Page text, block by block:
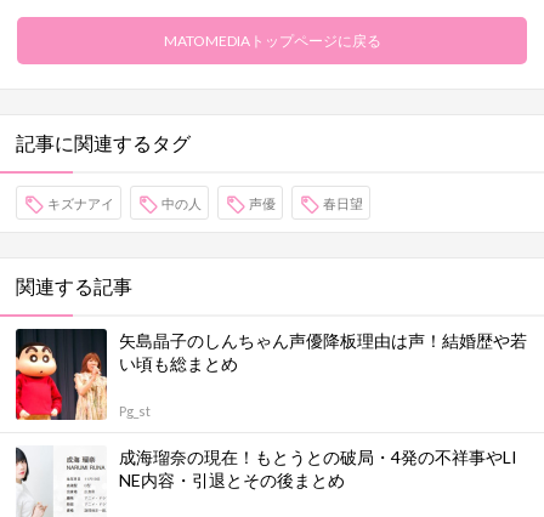
MATOMEDIAトップページに戻る
記事に関連するタグ
キズナアイ 中の人 声優 春日望
関連する記事
矢島晶子のしんちゃん声優降板理由は声！結婚歴や若
い頃も総まとめ
Pg_st
成海瑠奈の現在！もとうとの破局・4発の不祥事やLI
NE内容・引退とその後まとめ